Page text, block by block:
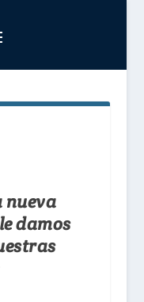
nueva
damos